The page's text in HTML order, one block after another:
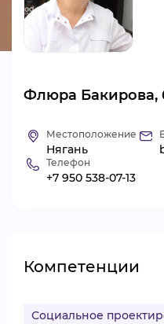
АНАЛИТИКА
Флюра Бакирова,
Местоположение
Нягань
Телефон
+7 950 538-07-13
Компетенции
Социальное